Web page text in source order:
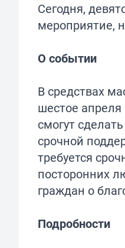
Сегодня,
мероприятие,
О событии
В средствах
шестое
смогут
срочной
требуется
посторонних
граждан о
Подробности